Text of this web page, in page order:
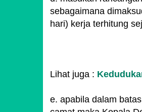
sebagaimana
hari) kerja terhitung
Lihat juga :
e. apabila dalam